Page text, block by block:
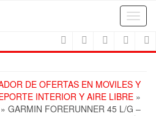
DE OFERTAS EN MOVILES Y
INTERIOR Y AIRE LIBRE »
» GARMIN FORERUNNER 45 L/G –